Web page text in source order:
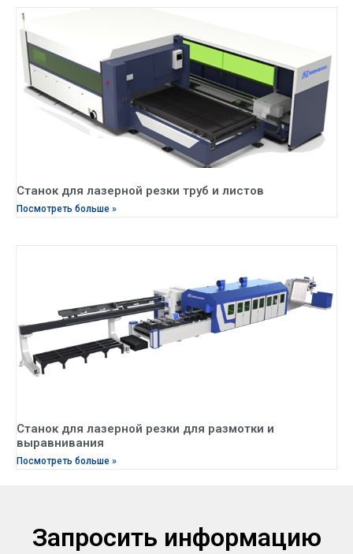
Станок для лазерной резки труб и листов
Посмотреть больше »
Станок для лазерной резки для размотки и
выравнивания
Посмотреть больше »
Запросить информацию